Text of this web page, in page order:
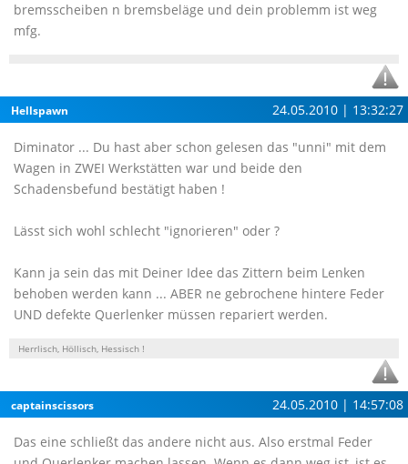
bremsscheiben n bremsbeläge und dein problemm ist weg
mfg.
Hellspawn 24.05.2010 | 13:32:27
Diminator ... Du hast aber schon gelesen das "unni" mit dem
Wagen in ZWEI Werkstätten war und beide den
Schadensbefund bestätigt haben !
Lässt sich wohl schlecht "ignorieren" oder ?
Kann ja sein das mit Deiner Idee das Zittern beim Lenken
behoben werden kann ... ABER ne gebrochene hintere Feder
UND defekte Querlenker müssen repariert werden.
Herrlisch, Höllisch, Hessisch !
captainscissors 24.05.2010 | 14:57:08
Das eine schließt das andere nicht aus. Also erstmal Feder